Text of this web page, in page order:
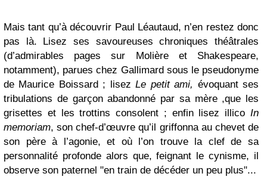
Mais tant qu’à découvrir Paul Léautaud, n’en restez donc
pas là. Lisez ses savoureuses chroniques théâtrales
(d’admirables pages sur Molière et Shakespeare,
notamment), parues chez Gallimard sous le pseudonyme
de Maurice Boissard ; lisezLe petit ami, évoquant ses
tribulations de garçon abandonné par sa mère ,que les
grisettes et les trottins consolent ; enfin lisez illico In
memoriam, son chef-d’œuvre qu’il griffonna au chevet de
son père à l’agonie, et où l’on trouve la clef de sa
personnalité profonde alors que, feignant le cynisme, il
observe son paternel "en train de décéder un peu plus"...